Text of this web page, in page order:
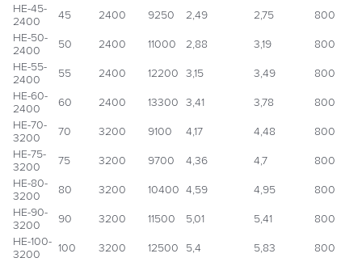
НЕ-45-
2400
45 2400 9250 2,49 2,75
800
НЕ-50-
2400
50 2400 11000 2,88 3,19
800
НЕ-55-
2400
55 2400 12200 3,15 3,49
800
НЕ-60-
2400
60 2400 13300 3,41 3,78
800
НЕ-70-
3200
70 3200 9100 4,17 4,48
800
НЕ-75-
3200
75 3200 9700 4,36 4,7
800
НЕ-80-
3200
80 3200 10400 4,59 4,95
800
НЕ-90-
3200
90 3200 11500 5,01 5,41
800
НЕ-100-
3200
100 3200 12500 5,4 5,83
800